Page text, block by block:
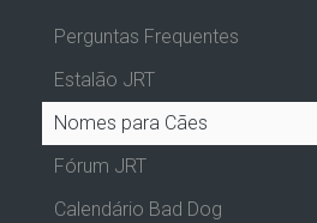
Perguntas Frequentes
Estalão JRT
Nomes para Cães
Fórum JRT
Calendário Bad Dog